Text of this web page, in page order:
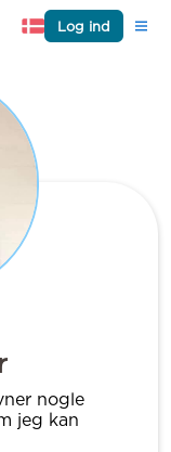
Log ind
nogle
jeg kan